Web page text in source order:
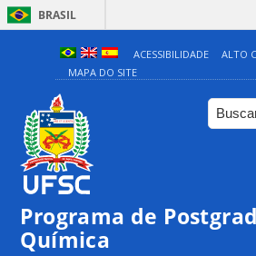
BRASIL
ACESSIBILIDADE
ALTO
MAPA DO SITE
Programa de
Química